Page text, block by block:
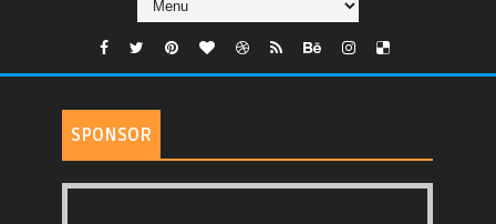
SPONSOR